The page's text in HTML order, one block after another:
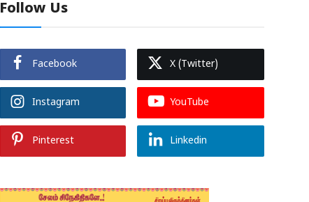
Follow Us
Facebook X (Twitter)
Instagram YouTube
Pinterest Linkedin